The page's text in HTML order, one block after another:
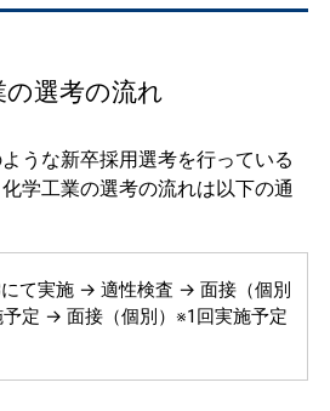
選考の流れ
うな新卒採用選考を行っている
学工業の選考の流れは以下の通
て実施 → 適性検査 → 面接（個別
定 → 面接（個別）※1回実施予定